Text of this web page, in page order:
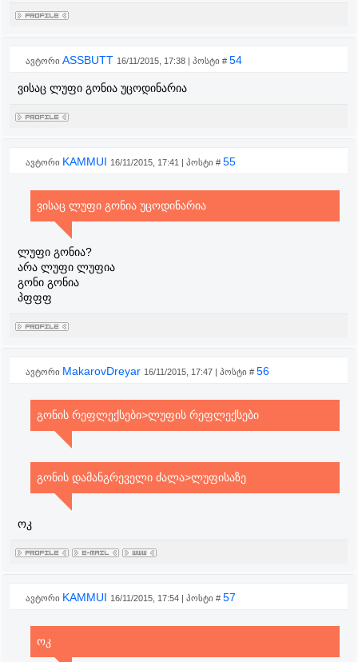
ავტორი ASSBUTT 16/11/2015, 17:38 | პოსტი # 54
ვისაც ლუფი გონია უცოდინარია
ავტორი KAMMUI 16/11/2015, 17:41 | პოსტი # 55
ვისაც ლუფი გონია უცოდინარია
ლუფი გონია?
არა ლუფი ლუფია
გონი გონია
პფფფ
ავტორი MakarovDreyar 16/11/2015, 17:47 | პოსტი # 56
გონის რეფლექსები>ლუფის რეფლექსები
გონის დამანგრეველი ძალა>ლუფისაზე
ოკ
ავტორი KAMMUI 16/11/2015, 17:54 | პოსტი # 57
ოკ